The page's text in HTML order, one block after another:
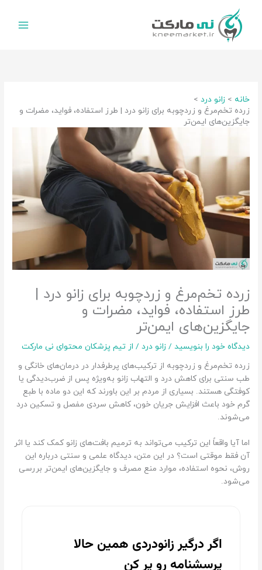
خانه
زانو درد
زرده تخم‌مرغ و زردچوبه برای زانو درد | طرز استفاده، فواید، مضرات و
جایگزین‌های ایمن‌تر
زرده تخم‌مرغ و زردچوبه برای زانو درد |
طرز استفاده، فواید، مضرات و
جایگزین‌های ایمن‌تر
دیدگاه‌ خود را بنویسید / زانو درد / از تیم پزشکان محتوای نی مارکت
زرده تخم‌مرغ و زردچوبه از ترکیب‌های پرطرفدار در درمان‌های خانگی و
طب سنتی برای کاهش درد و التهاب زانو به‌ویژه پس از ضرب‌دیدگی یا
کوفتگی هستند. بسیاری از مردم بر این باورند که این دو ماده با طبع
گرم خود باعث افزایش جریان خون، کاهش سردی مفصل و تسکین درد
می‌شوند.
اما آیا واقعاً این ترکیب می‌تواند به ترمیم بافت‌های زانو کمک کند یا اثر
آن فقط موقتی است؟ در این متن، دیدگاه علمی و سنتی درباره این
روش، نحوه استفاده، موارد منع مصرف و جایگزین‌های ایمن‌تر بررسی
می‌شود.